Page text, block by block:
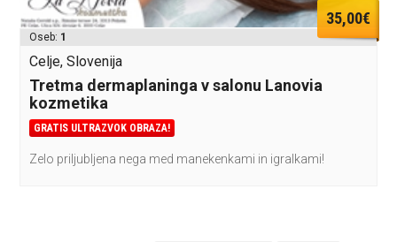
35,00€
Oseb: 1
Celje, Slovenija
Tretma dermaplaninga v salonu Lanovia
kozmetika
GRATIS ULTRAZVOK OBRAZA!
Zelo priljubljena nega med manekenkami in igralkami!